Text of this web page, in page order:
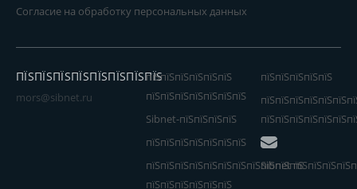
Согласие на обработку персональных данных
ПЇЅПЇЅПЇЅПЇЅПЇЅПЇЅПЇЅПЇЅ
mors@sibnet.ru
пїЅпїЅпїЅпїЅпїЅпїЅ
пїЅпїЅпїЅпїЅпїЅпїЅпїЅ
Sibnet-пїЅпїЅпїЅпїЅ
пїЅпїЅпїЅпїЅпїЅ
пїЅпїЅпїЅпїЅпїЅпїЅпїЅ
пїЅпїЅпїЅпїЅпїЅпїЅпїЅпїЅпїЅпїЅпїЅ
пїЅпїЅпїЅпїЅпїЅпїЅ
Sibnet